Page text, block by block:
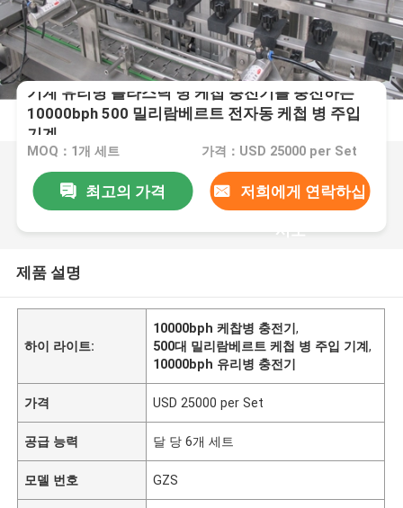
기계 유리병 플라스틱 병 케첩 충전기를 충전하는
10000bph 500 밀리람베르트 전자동 케첩 병 주입
기계
MOQ：1개 세트 가격：USD 25000 per Set
최고의 가격 저희에게 연락하십
시오
제품 설명
하이 라이트:
10000bph 케찹병 충전기,
500대 밀리람베르트 케첩 병 주입 기계,
10000bph 유리병 충전기
가격 USD 25000 per Set
공급 능력 달 당 6개 세트
모델 번호 GZS